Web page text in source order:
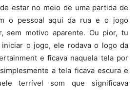
estar no meio de uma partida de
o pessoal aqui da rua e o jogo
sem motivo aparente. Ou pior, tu
iniciar o jogo, ele rodava o logo da
e ficava naquela tela por
a tela ficava escura e
terrível som que significava